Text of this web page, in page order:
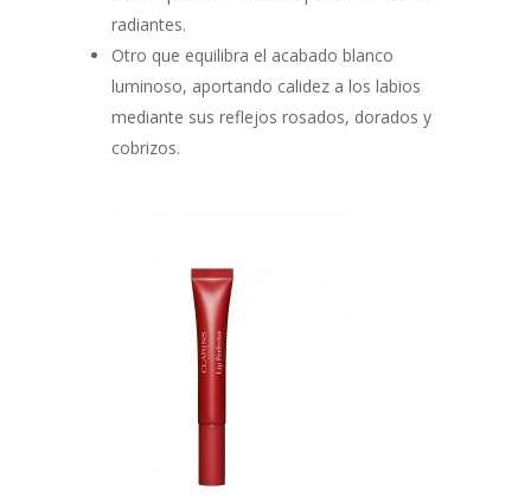
radiantes.
Otro que equilibra el acabado blanco
luminoso, aportando calidez a los labios
mediante sus reflejos rosados, dorados y
cobrizos.